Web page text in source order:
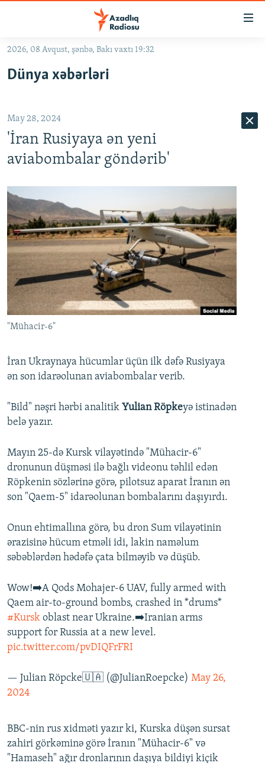
Əsas
qayıt
qayıt
Axtarışa
#İZAHLA
#ƏSLINDƏ
ARAŞDIRMA
MULTIMEDIA
VIDEO
FOTOQALEREYA
İNFOQRAFIKA
KARIKATURA
RADIO ARXIV
OXU ZALI
AZƏRBAYCAN ƏDƏBIYYATI KITABXANASI
İSLAM VƏ DEMOKRATIYA
HAQQIMIZDA
MISSIYAMIZ
PEŞƏ ETIKASI VƏ JURNALISTIKA STANDARTLARIMIZ
BIZIMLƏ ƏLAQƏ
XƏBƏR BÜLLETENLƏRIMIZ
BIZI IZLƏ
2026, 08 Avqust, şənbə, Bakı vaxtı 19:32
Dünya xəbərləri
May 28, 2024
'İran Rusiyaya ən yeni
aviabombalar göndərib'
"Mühacir-6"
İran Ukraynaya hücumlar üçün ilk dəfə Rusiyaya
ən son idarəolunan aviabombalar verib.
"Bild" nəşri hərbi analitik Yulian Röpkeyə istinadən
belə yazır.
Mayın 25-də Kursk vilayətində "Mühacir-6"
dronunun düşməsi ilə bağlı videonu təhlil edən
Röpkenin sözlərinə görə, pilotsuz aparat İranın ən
son "Qaem-5" idarəolunan bombalarını daşıyırdı.
Onun ehtimallına görə, bu dron Sum vilayətinin
ərazisinə hücum etməli idi, lakin naməlum
səbəblərdən hədəfə çata bilməyib və düşüb.
Wow!➡️A Qods Mohajer-6 UAV, fully armed with
Qaem air-to-ground bombs, crashed in *drums*
#Kursk oblast near Ukraine.➡️Iranian arms
support for Russia at a new level.
pic.twitter.com/pvDIQFrFRI
— Julian Röpcke🇺🇦 (@JulianRoepcke) May 26,
2024
BBC-nin rus xidməti yazır ki, Kurska düşən sursat
zahiri görkəminə görə İranın "Mühacir-6" və
"Hamaseh" ağır dronlarının daşıya bildiyi kiçik